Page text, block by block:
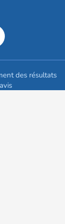
des résultats